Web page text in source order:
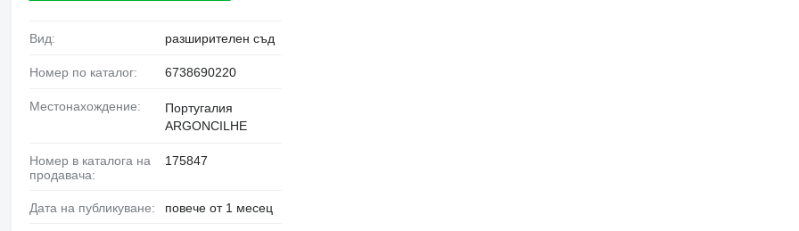
Вид: разширителен съд
Номер по каталог: 6738690220
Местонахождение:
Португалия
ARGONCILHE
Номер в каталога на
продавача:
175847
Дата на публикуване: повече от 1 месец